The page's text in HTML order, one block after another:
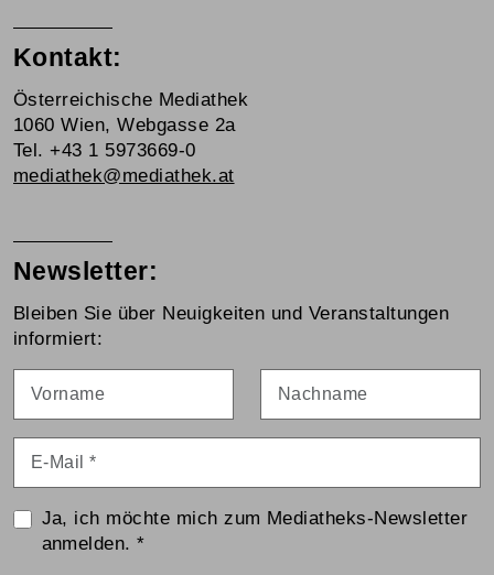
Kontakt:
Österreichische Mediathek
1060 Wien, Webgasse 2a
Tel. +43 1 5973669-0
mediathek@mediathek.at
Newsletter:
Bleiben Sie über Neuigkeiten und Veranstaltungen
informiert:
Ja, ich möchte mich zum Mediatheks-Newsletter
anmelden.*